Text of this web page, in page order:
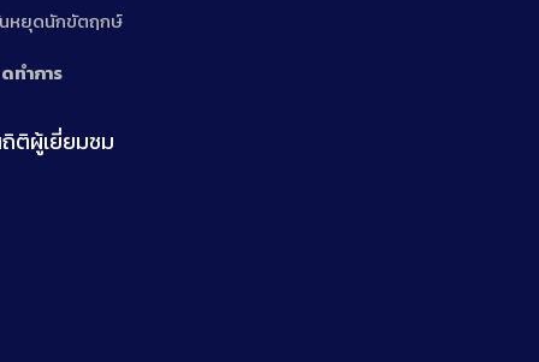
หยุดนักขัตฤกษ์
ทำการ
ติผู้เยี่ยมชม